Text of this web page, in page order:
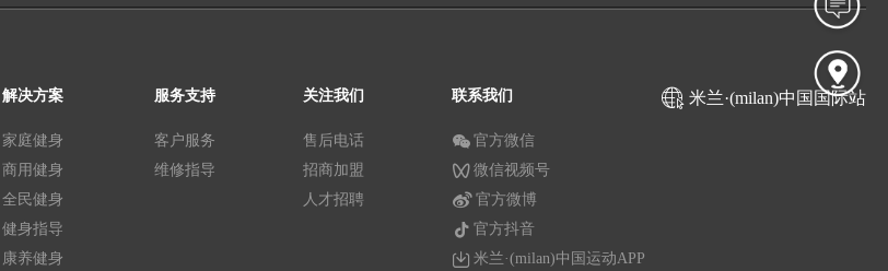
解决方案
家庭健身
商用健身
全民健身
健身指导
康养健身
服务支持
客户服务
维修指导
关注我们
售后电话
招商加盟
人才招聘
联系我们
官方微信
微信视频号
官方微博
官方抖音
米兰·(milan)中国运动APP
米兰·(milan)中国国际站